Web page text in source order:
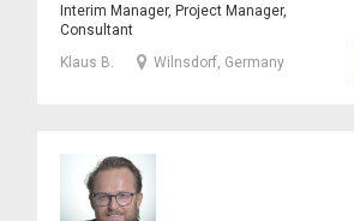
Interim Manager, Project Manager,
Consultant
Klaus B.
Wilnsdorf, Germany